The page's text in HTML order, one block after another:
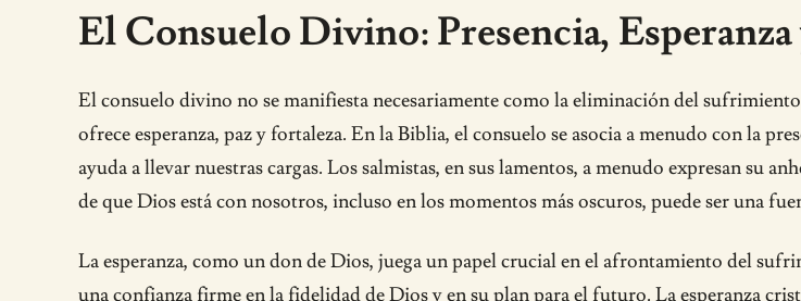
El Consuelo Divino: Presencia,
El consuelo divino no se manifiesta necesariamente como la eliminación del
ofrece esperanza, paz y fortaleza. En la Biblia, el consuelo se asocia a menudo con la
ayuda a llevar nuestras cargas. Los salmistas, en sus lamentos, a menudo expresan su
de que Dios está con nosotros, incluso en los momentos más oscuros, puede ser una
La esperanza, como un don de Dios, juega un papel crucial en el afrontamiento del
una confianza firme en la fidelidad de Dios y en su plan para el futuro. La esperanza